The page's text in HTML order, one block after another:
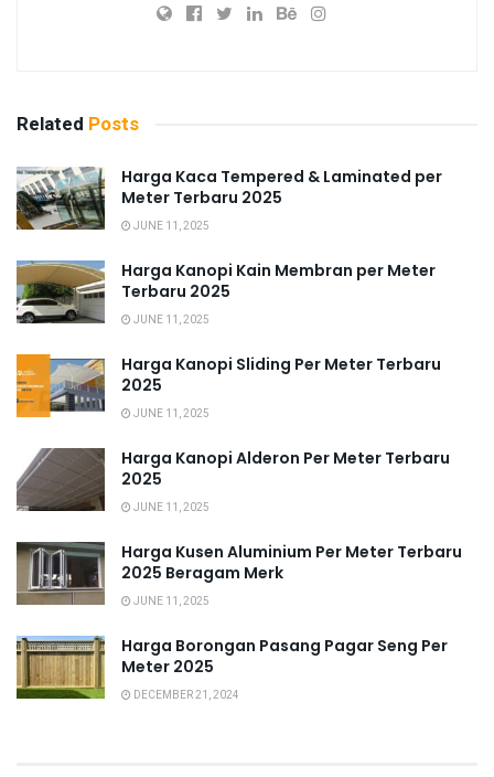
Related Posts
Harga Kaca Tempered & Laminated per
Meter Terbaru 2025
JUNE 11, 2025
Harga Kanopi Kain Membran per Meter
Terbaru 2025
JUNE 11, 2025
Harga Kanopi Sliding Per Meter Terbaru
2025
JUNE 11, 2025
Harga Kanopi Alderon Per Meter Terbaru
2025
JUNE 11, 2025
Harga Kusen Aluminium Per Meter Terbaru
2025 Beragam Merk
JUNE 11, 2025
Harga Borongan Pasang Pagar Seng Per
Meter 2025
DECEMBER 21, 2024